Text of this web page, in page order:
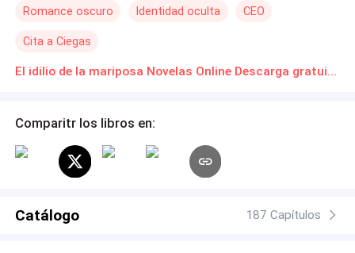
así poder obtener el dinero que necesita. Hadriel Drews
poderoso en su círculo social. Sus amigos, para celebrar
su graduación, le dicen que le tienen preparado una
se encuentra a una mujer, cuyo rostro es tapado por un
encontrarse de nuevo, luego de su idilio de amor. Esta
vez sin máscaras. ¿Podrán superar su experiencia o los
Romance oscuro Identidad oculta CEO
Cita a Ciegas
El idilio de la mariposa Novelas Online Descarga gratuita de PDF
Comparitr los libros en:
Catálogo 187 Capítulos